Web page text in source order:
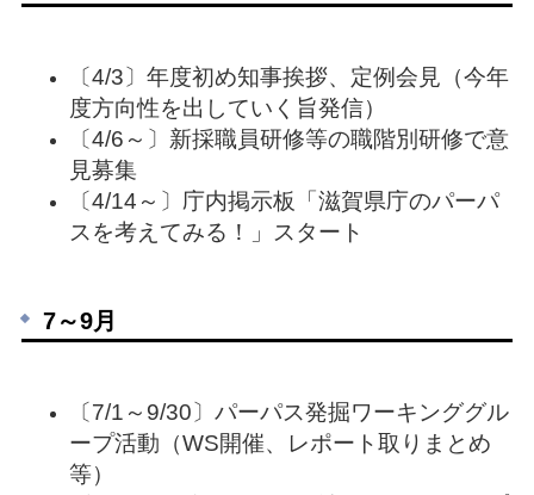
〔4/3〕年度初め知事挨拶、定例会見（今年
度方向性を出していく旨発信）
〔4/6～〕新採職員研修等の職階別研修で意
見募集
〔4/14～〕庁内掲示板「滋賀県庁のパーパ
スを考えてみる！」スタート
7～9月
〔7/1～9/30〕パーパス発掘ワーキンググル
ープ活動（WS開催、レポート取りまとめ
等）